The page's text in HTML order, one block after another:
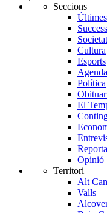
Seccions
Societat
Cultura
Esports
Agenda
Política
El
Opinió
Territori
Alt
Valls